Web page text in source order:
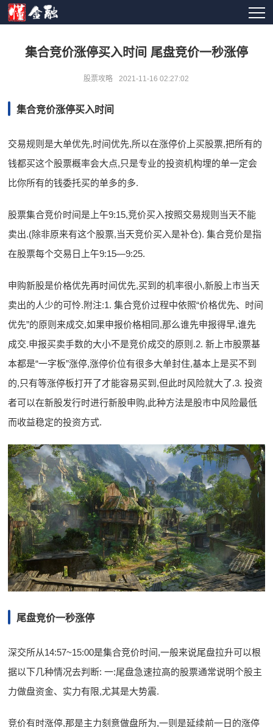
集合竞价涨停买入时间 尾盘竞价一秒涨停
股票攻略 2021-11-16 02:27:02
集合竞价涨停买入时间
交易规则是大单优先,时间优先,所以在涨停价上买股票,把所有的
钱都买这个股票概率会大点,只是专业的投资机构埋的单一定会
比你所有的钱委托买的单多的多.
股票集合竞价时间是上午9:15,竞价买入按照交易规则当天不能
卖出.(除非原来有这个股票,当天竞价买入是补仓). 集合竞价是指
在股票每个交易日上午9:15—9:25.
申购新股是价格优先再时间优先,买到的机率很小,新股上市当天
卖出的人少的可怜.附注:1. 集合竞价过程中依照“价格优先、时间
优先”的原则来成交,如果申报价格相同,那么谁先申报得早,谁先
成交.申报买卖手数的大小不是竞价成交的原则.2. 新上市股票基
本都是“一字板”涨停,涨停价位有很多大单封住,基本上是买不到
的,只有等涨停板打开了才能容易买到,但此时风险就大了.3. 投资
者可以在新股发行时进行新股申购,此种方法是股市中风险最低
而收益稳定的投资方式.
尾盘竞价一秒涨停
深交所从14:57~15:00是集合竞价时间,一般来说尾盘拉升可以根
据以下几种情况去判断: 一:尾盘急速拉高的股票通常说明个股主
力做盘资金、实力有限,尤其是大势震.
竞价有时涨停,那是主力刻意做盘所为,一则是延续前一日的涨停